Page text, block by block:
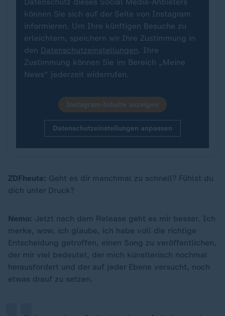
können Sie sich auf der Seite von Instagram
informieren. Um Ihre künftigen Besuche zu
erleichtern, speichern wir Ihre Zustimmung in
den Datenschutzeinstellungen. Ihre
Zustimmung können Sie im Bereich „Meine
News“ jederzeit widerrufen.
Instagram-Inhalte anzeigen
Datenschutzeinstellungen anpassen
ZDFheute: Geht es dir manchmal zu schnell? Fühlst du
dich unter Druck?
Nemo: Jetzt nach dem Release geht es mir besser. Ich
merke, wow, ich glaube, ich habe voll die richtige
Entscheidung getroffen, einen Song zu veröffentlichen,
der mir viel bedeutet, der mich künstlerisch nochmal
herausfordert und der auf jeder Ebene versucht, noch
etwas drauf zu setzen.
„